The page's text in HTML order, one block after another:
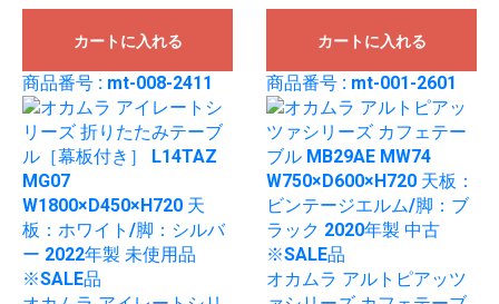
カートに入れる カートに入れる
商品番号 : mt-008-2411 商品番号 : mt-001-2601
オカムラ アルトピアッツ